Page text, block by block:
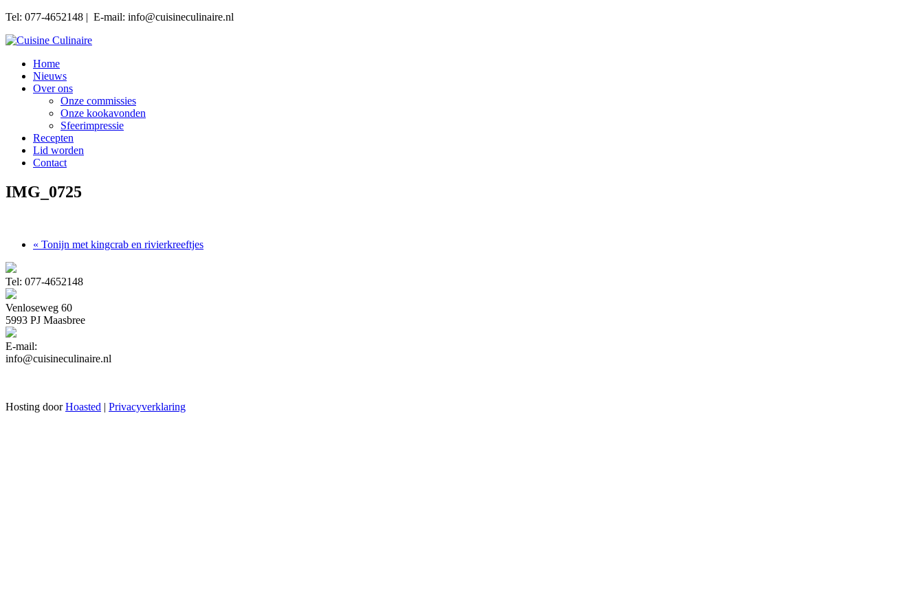
Tel: 077-4652148 | E-mail: info@cuisineculinaire.nl
Home
Nieuws
Over ons
Onze commissies
Onze kookavonden
Sfeerimpressie
Recepten
Lid worden
Contact
IMG_0725
« Tonijn met kingcrab en rivierkreeftjes
Tel: 077-4652148
Venloseweg 60
5993 PJ Maasbree
E-mail:
info@cuisineculinaire.nl
Hosting doorHoasted | Privacyverklaring